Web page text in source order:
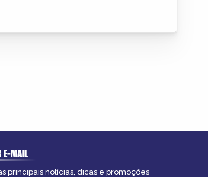
E-MAIL
principais notícias, dicas e promoções